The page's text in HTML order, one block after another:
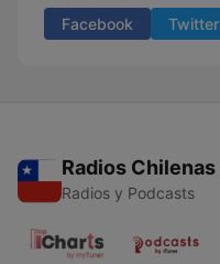
Facebook Twitter
Radios Chilenas
Radios y Podcasts